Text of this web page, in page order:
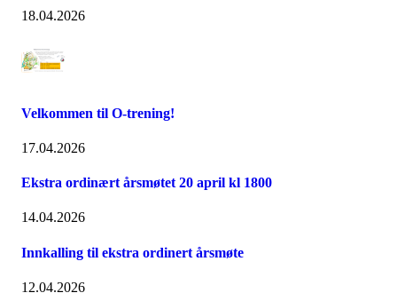
18.04.2026
Velkommen til O-trening!
17.04.2026
Ekstra ordinært årsmøtet 20 april kl 1800
14.04.2026
Innkalling til ekstra ordinert årsmøte
12.04.2026